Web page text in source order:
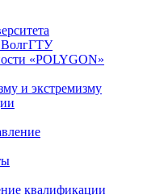
ВолгГТУ
«POLYGON»
и экстремизму
квалификации